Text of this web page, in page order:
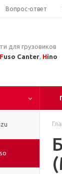
Вопрос-ответ
для грузовиков
Fuso Canter, Hino